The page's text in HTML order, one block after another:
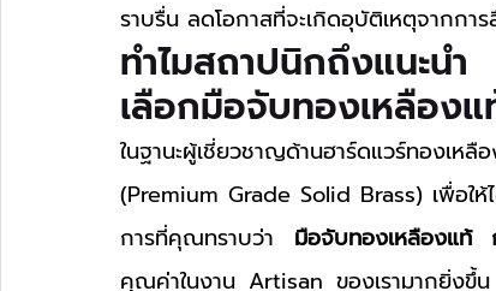
ราบรื่น ลดโอกาสที่จะเกิดอุบัติเหตุจากก
ทำไมสถาปนิกถึงแนะน
เลือกมือจับทองเหลืองแ
ในฐานะผู้เชี่ยวชาญด้านฮาร์ดแวร์ทอ
(Premium Grade Solid Brass) เพื่อให้
การที่คุณทราบว่า มือจับทองเหลืองแท้
คุณค่าในงาน Artisan ของเรามากยิ่งขึ้